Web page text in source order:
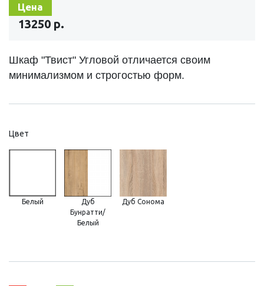
Цена
13250 р.
Шкаф "Твист" Угловой отличается своим
минимализмом и строгостью форм.
Цвет
Белый
Дуб
Бунратти/
Белый
Дуб Сонома